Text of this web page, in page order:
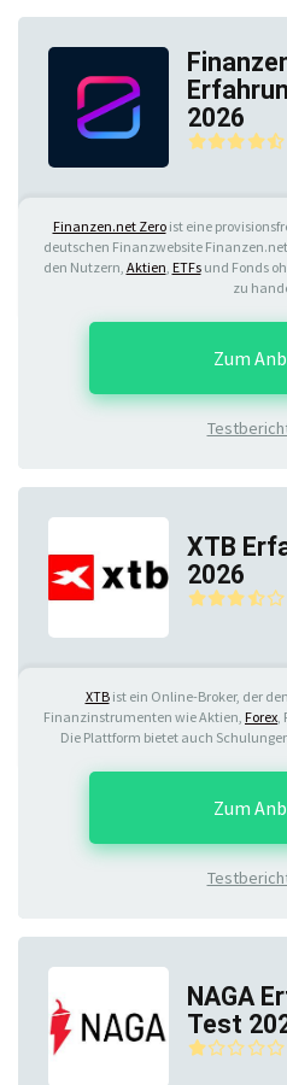
2026
Finanzen.net Zeroist eine
deutschen Finanzwebsite
den Nutzern, Aktien ETFsund Fonds
zu
Zum
XTB
2026
XTBist ein Online-Broker, der
Finanzinstrumenten wie Aktien, Forex
Die Plattform bietet auch
Zum
NAGA
Test